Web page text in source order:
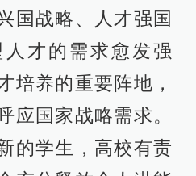
国战略、人才强国
才的需求愈发强
培养的重要阵地，
应国家战略需求。
的学生，高校有责